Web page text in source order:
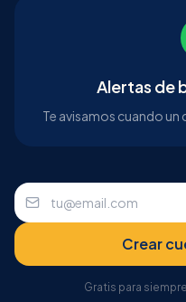
Alertas de
Te avisamos cuando un
Crear
Gratis para